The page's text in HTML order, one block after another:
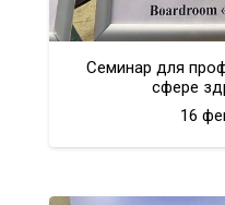
Cеминар для
сфере
16